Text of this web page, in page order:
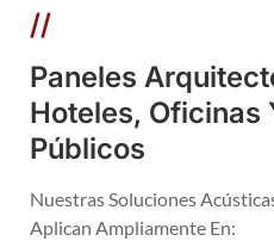
//
Paneles
Hoteles, Oficinas
Públicos
Nuestras Soluciones
Aplican Ampliamente En: